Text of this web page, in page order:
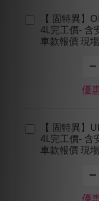
【 固特異】
4L完工價- 含
車款報價 現
優
【 固特異】
4L完工價- 含
車款報價 現